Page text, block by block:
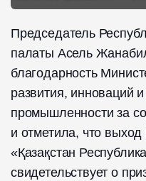
Председатель
палаты Асель
благодарность
развития, инноваций
промышленности за
и отметила, что
«Қазақстан
свидетельствует о